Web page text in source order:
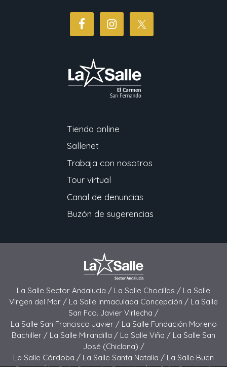
Tienda online
Sallenet
Trabaja con nosotros
Tour virtual
Canal de denuncias
Buzón de sugerencias
La Salle Sector Andalucía / La Salle Chocillas / La Salle
Virgen del Mar / La Salle Inmaculada Concepción / La Salle
San Fco. Javier Virlecha /
La Salle San Francisco Javier / La Salle Fundación Moreno
Bachiller / La Salle Mirandilla / La Salle Viña / La Salle San
José (Chiclana) /
La Salle Córdoba / La Salle Santa Natalia / La Salle Buen
Pastor /La Salle Sagrado Corazón /La Salle San José